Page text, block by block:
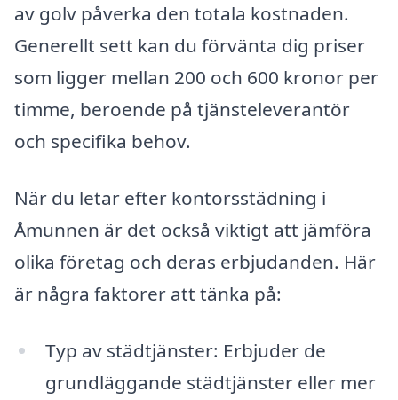
av golv påverka den totala kostnaden.
Generellt sett kan du förvänta dig priser
som ligger mellan 200 och 600 kronor per
timme, beroende på tjänsteleverantör
och specifika behov.
När du letar efter kontorsstädning i
Åmunnen är det också viktigt att jämföra
olika företag och deras erbjudanden. Här
är några faktorer att tänka på:
Typ av städtjänster: Erbjuder de
grundläggande städtjänster eller mer